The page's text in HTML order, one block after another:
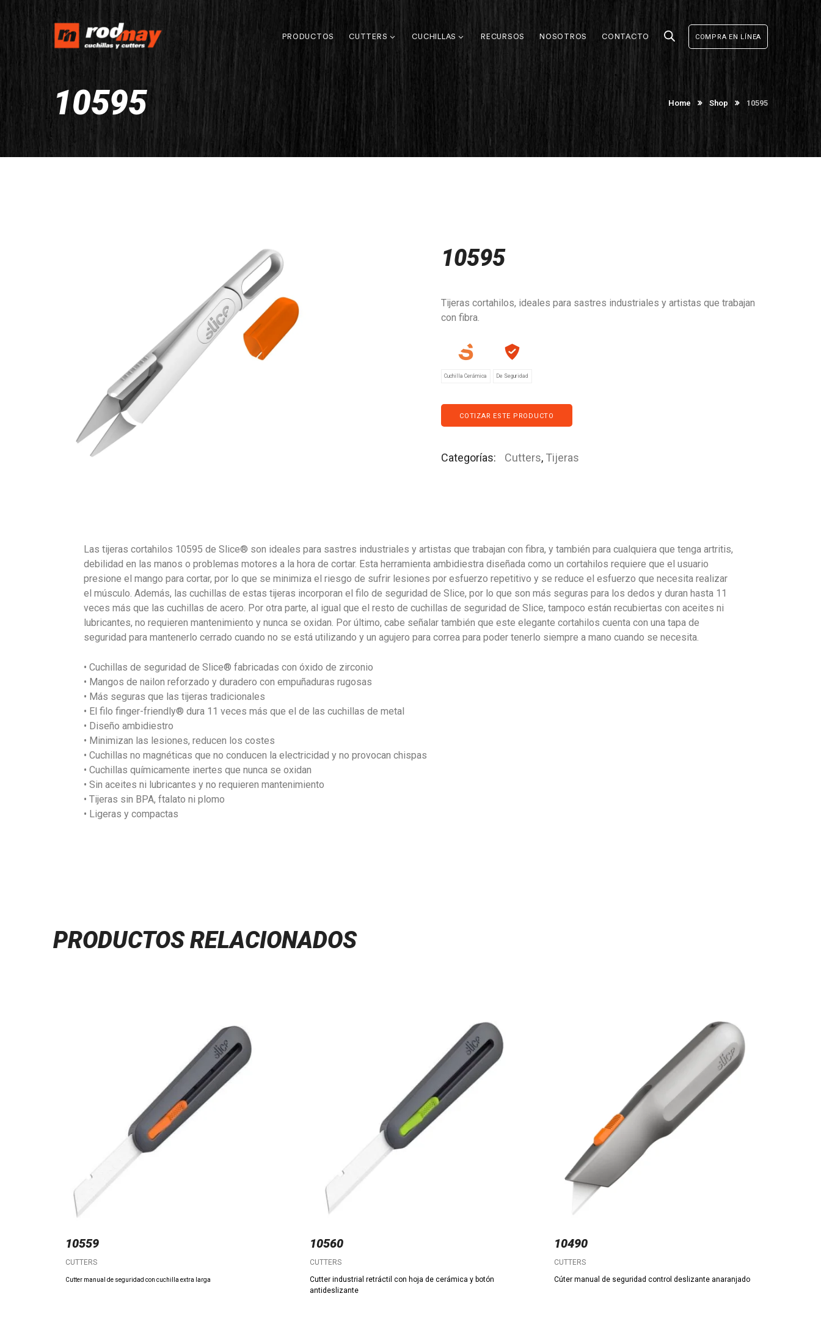
COMPRA EN LÍNEA
PRODUCTOS CUTTERS CUCHILLAS RECURSOS NOSOTROS CONTACTO
10595 Home Shop 10595
10595
Tijeras cortahilos, ideales para sastres industriales y artistas que trabajan
con fibra.
Cuchilla Cerámica De Seguridad
COTIZAR ESTE PRODUCTO
Categorías: Cutters, Tijeras
Las tijeras cortahilos 10595 de Slice® son ideales para sastres industriales y artistas que trabajan con fibra, y también para cualquiera que tenga artritis,
debilidad en las manos o problemas motores a la hora de cortar. Esta herramienta ambidiestra diseñada como un cortahilos requiere que el usuario
presione el mango para cortar, por lo que se minimiza el riesgo de sufrir lesiones por esfuerzo repetitivo y se reduce el esfuerzo que necesita realizar
el músculo. Además, las cuchillas de estas tijeras incorporan el filo de seguridad de Slice, por lo que son más seguras para los dedos y duran hasta 11
veces más que las cuchillas de acero. Por otra parte, al igual que el resto de cuchillas de seguridad de Slice, tampoco están recubiertas con aceites ni
lubricantes, no requieren mantenimiento y nunca se oxidan. Por último, cabe señalar también que este elegante cortahilos cuenta con una tapa de
seguridad para mantenerlo cerrado cuando no se está utilizando y un agujero para correa para poder tenerlo siempre a mano cuando se necesita.
• Cuchillas de seguridad de Slice® fabricadas con óxido de zirconio
• Mangos de nailon reforzado y duradero con empuñaduras rugosas
• Más seguras que las tijeras tradicionales
• El filo finger-friendly® dura 11 veces más que el de las cuchillas de metal
• Diseño ambidiestro
• Minimizan las lesiones, reducen los costes
• Cuchillas no magnéticas que no conducen la electricidad y no provocan chispas
• Cuchillas químicamente inertes que nunca se oxidan
• Sin aceites ni lubricantes y no requieren mantenimiento
• Tijeras sin BPA, ftalato ni plomo
• Ligeras y compactas
PRODUCTOS RELACIONADOS
10559
CUTTERS
Cutter manual de seguridad con cuchilla extra larga
10560
CUTTERS
Cutter industrial retráctil con hoja de cerámica y botón
antideslizante
10490
CUTTERS
Cúter manual de seguridad control deslizante anaranjado